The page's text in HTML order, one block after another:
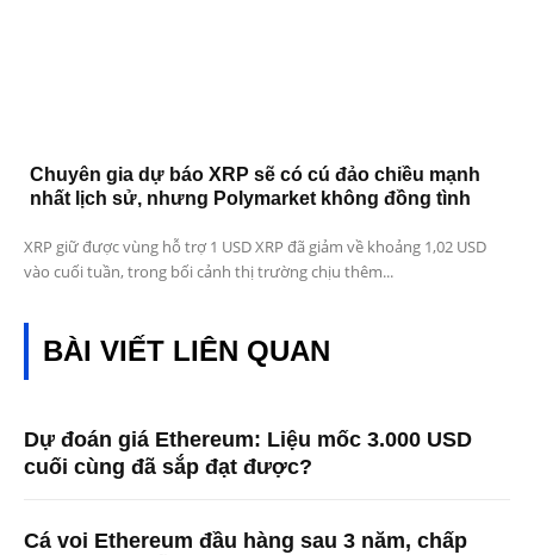
Chuyên gia dự báo XRP sẽ có cú đảo chiều mạnh
nhất lịch sử, nhưng Polymarket không đồng tình
XRP giữ được vùng hỗ trợ 1 USD XRP đã giảm về khoảng 1,02 USD
vào cuối tuần, trong bối cảnh thị trường chịu thêm...
BÀI VIẾT LIÊN QUAN
Dự đoán giá Ethereum: Liệu mốc 3.000 USD
cuối cùng đã sắp đạt được?
Cá voi Ethereum đầu hàng sau 3 năm, chấp